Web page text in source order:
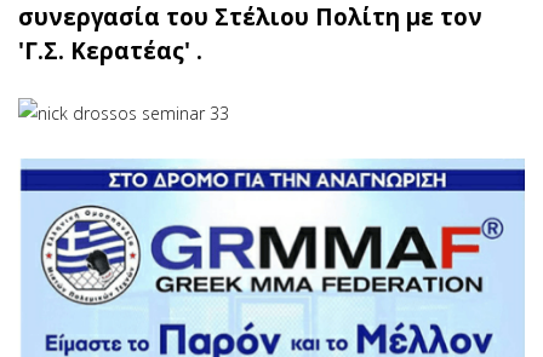
συνεργασία του Στέλιου Πολίτη με τον
'Γ.Σ. Κερατέας' .